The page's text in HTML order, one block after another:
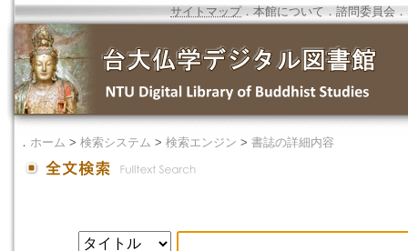
サイトマップ．本館について ． 諮問委員会 ．
． ホーム > 検索システム > 検索エンジン > 書誌の詳細内容